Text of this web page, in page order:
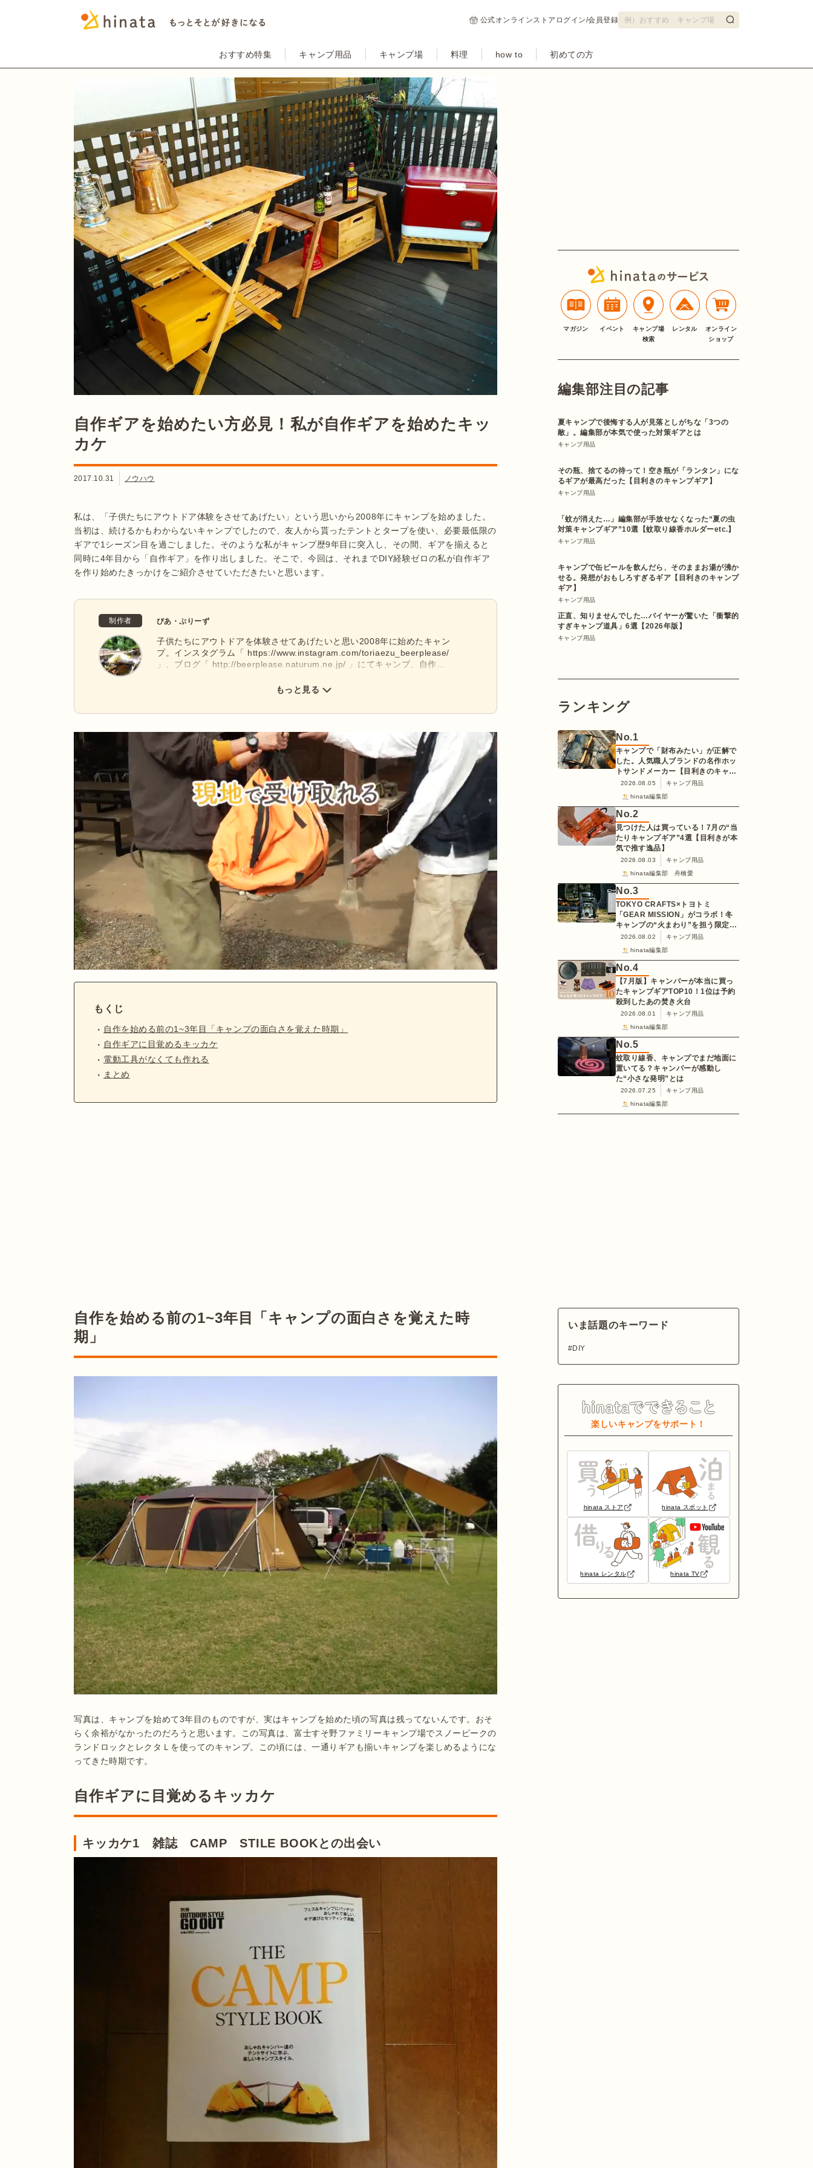
公式オンラインストア ログイン/会員登録
おすすめ特集 キャンプ用品 キャンプ場 料理 how to 初めての方
自作ギアを始めたい方必見！私が自作ギアを始めたキッ
カケ
2017.10.31 ノウハウ
私は、「子供たちにアウトドア体験をさせてあげたい」という思いから2008年にキャンプを始めました。
当初は、続けるかもわからないキャンプでしたので、友人から貰ったテントとタープを使い、必要最低限の
ギアで1シーズン目を過ごしました。そのような私がキャンプ歴9年目に突入し、その間、ギアを揃えると
同時に4年目から「自作ギア」を作り出しました。そこで、今回は、それまでDIY経験ゼロの私が自作ギア
を作り始めたきっかけをご紹介させていただきたいと思います。
制作者 びあ・ぷりーず
子供たちにアウトドアを体験させてあげたいと思い2008年に始めたキャン
プ。インスタグラム「 https://www.instagram.com/toriaezu_beerplease/
」、ブログ「 http://beerplease.naturum.ne.jp/ 」にてキャンプ、自作ギ
もっと見る
もくじ
自作を始める前の1~3年目「キャンプの面白さを覚えた時期」
自作ギアに目覚めるキッカケ
電動工具がなくても作れる
まとめ
自作を始める前の1~3年目「キャンプの面白さを覚えた時
期」
写真は、キャンプを始めて3年目のものですが、実はキャンプを始めた頃の写真は残ってないんです。おそ
らく余裕がなかったのだろうと思います。この写真は、富士すそ野ファミリーキャンプ場でスノーピークの
ランドロックとレクタＬを使ってのキャンプ。この頃には、一通りギアも揃いキャンプを楽しめるようにな
自作ギアに目覚めるキッカケ
キッカケ1 雑誌 CAMP STILE BOOKとの出会い
マガジン イベント
キャンプ場
検索
レンタル
オンライン
ショップ
編集部注目の記事
夏キャンプで後悔する人が見落としがちな「3つの
敵」。編集部が本気で使った対策ギアとは
キャンプ用品
その瓶、捨てるの待って！空き瓶が「ランタン」にな
るギアが最高だった【目利きのキャンプギア】
キャンプ用品
「蚊が消えた…」編集部が手放せなくなった“夏の虫
対策キャンプギア”10選【蚊取り線香ホルダーetc.】
キャンプ用品
キャンプで缶ビールを飲んだら、そのままお湯が沸か
せる。発想がおもしろすぎるギア【目利きのキャンプ
ギア】
キャンプ用品
正直、知りませんでした…バイヤーが驚いた「衝撃的
すぎキャンプ道具」6選【2026年版】
キャンプ用品
ランキング
No.1
キャンプで「財布みたい」が正解で
した。人気職人ブランドの名作ホッ
トサンドメーカー【目利きのキャン
プギア】
2026.08.05
キャンプ用品
hinata編集部
No.2
見つけた人は買っている！7月の“当
たりキャンプギア”4選【目利きが本
気で推す逸品】
2026.08.03
キャンプ用品
hinata編集部 舟橋愛
No.3
TOKYO CRAFTS×トヨトミ
「GEAR MISSION」がコラボ！冬
キャンプの“火まわり”を担う限定
K3クッキングストーブが登場
2026.08.02
キャンプ用品
hinata編集部
No.4
【7月版】キャンパーが本当に買っ
たキャンプギアTOP10！1位は予約
殺到したあの焚き火台
2026.08.01
キャンプ用品
hinata編集部
No.5
蚊取り線香、キャンプでまだ地面に
置いてる？キャンパーが感動し
た“小さな発明”とは
2026.07.25
キャンプ用品
hinata編集部
いま話題のキーワード
DIY
楽しいキャンプをサポート！
hinata ストア hinata スポット
hinata レンタル hinata TV